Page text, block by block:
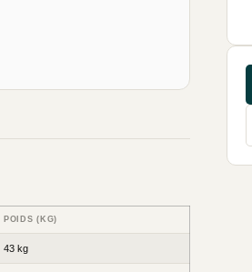
POIDS (KG)
43 kg